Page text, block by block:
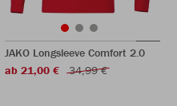
JAKO Longsleeve Comfort 2.0
ab 21,00 €
34,99 €